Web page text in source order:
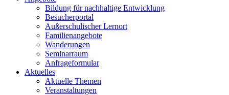
Bildung für nachhaltige Entwicklung
Besucherportal
Außerschulischer Lernort
Familienangebote
Wanderungen
Seminarraum
Anfrageformular
Aktuelles
Aktuelle Themen
Veranstaltungen